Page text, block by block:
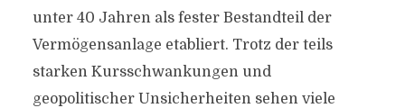
unter 40 Jahren als fester Bestandteil der
Vermögensanlage etabliert. Trotz der teils
starken Kursschwankungen und
geopolitischer Unsicherheiten sehen viele